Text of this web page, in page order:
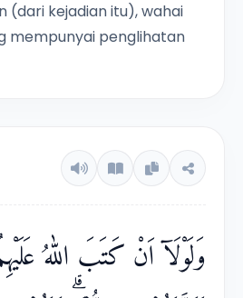
(dari kejadian itu), wahai
mempunyai penglihatan
وَلَوْلَآ اَنْ كَتَبَ اللّٰهُ